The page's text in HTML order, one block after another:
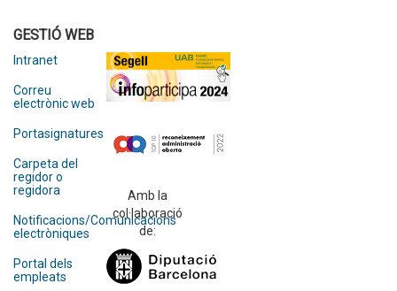
GESTIÓ WEB
Intranet
Correu
electrònic web
Portasignatures
Carpeta del
regidor o
regidora
Notificacions/Comunicacions
electròniques
Portal dels
empleats
Amb la
col·laboració
de: